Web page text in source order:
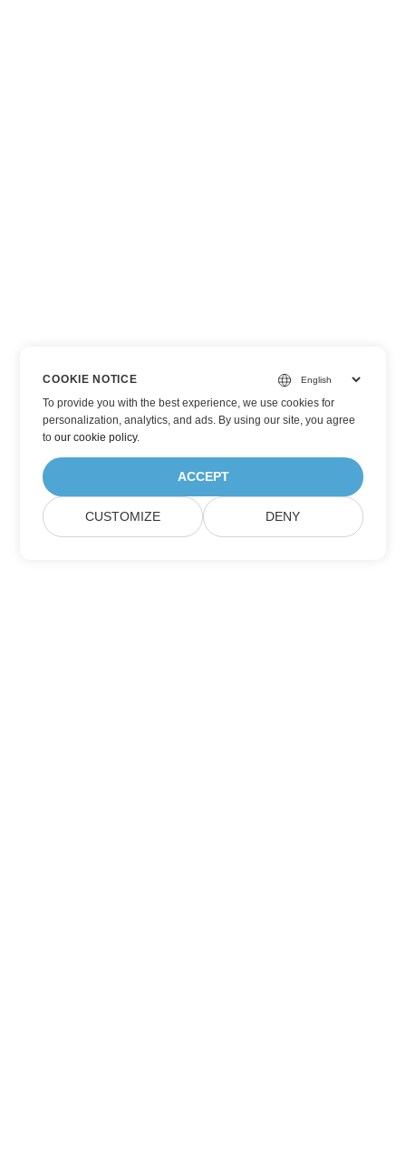
COOKIE NOTICE
To provide you with the best experience, we use cookies for
personalization, analytics, and ads. By using our site, you agree
toour cookie policy.
ACCEPT
CUSTOMIZE DENY